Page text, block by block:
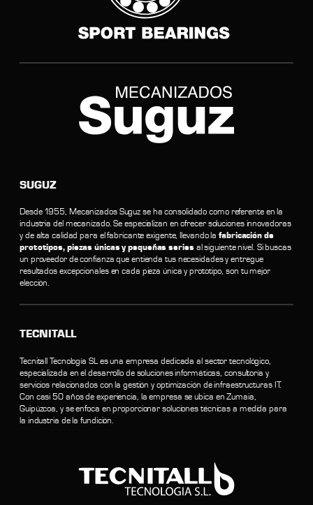
SUGUZ
Desde 1955, Mecanizados Suguz se ha consolidado como referente en la
industria del mecanizado. Se especializan en ofrecer soluciones innovadoras
y de alta calidad para el fabricante exigente, llevando lafabricación de
prototipos, piezas únicas y pequeñas seriesal siguiente nivel. Si buscas
un proveedor de confianza que entienda tus necesidades y entregue
resultados excepcionales en cada pieza única y prototipo, son tu mejor
elección.
TECNITALL
Tecnitall Tecnología SL es una empresa dedicada al sector tecnológico,
especializada en el desarrollo de soluciones informáticas, consultoría y
servicios relacionados con la gestión y optimización de infraestructuras IT.
Con casi 50 años de experiencia, la empresa se ubica en Zumaia,
Guipúzcoa, y se enfoca en proporcionar soluciones técnicas a medida para
la industria de la fundición.